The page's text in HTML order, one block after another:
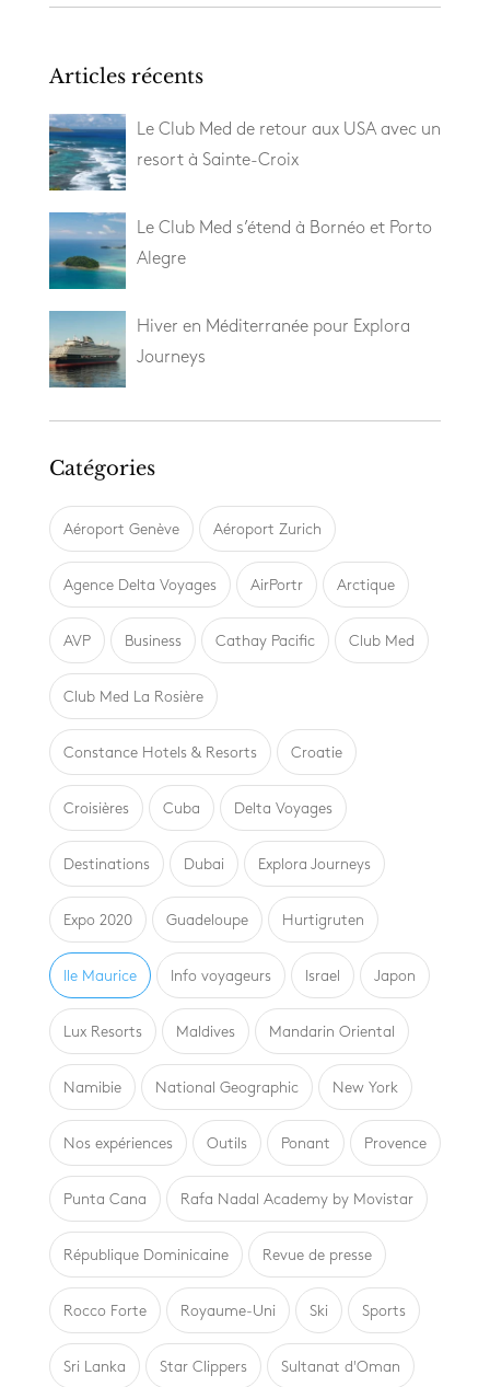
Articles récents
Le Club Med de retour aux USA avec un
resort à Sainte-Croix
Le Club Med s’étend à Bornéo et Porto
Alegre
Hiver en Méditerranée pour Explora
Journeys
Catégories
Aéroport Genève Aéroport Zurich
Agence Delta Voyages AirPortr Arctique
AVP Business Cathay Pacific Club Med
Club Med La Rosière
Constance Hotels & Resorts Croatie
Croisières Cuba Delta Voyages
Destinations Dubai Explora Journeys
Expo 2020 Guadeloupe Hurtigruten
Ile Maurice Info voyageurs Israel Japon
Lux Resorts Maldives Mandarin Oriental
Namibie National Geographic New York
Nos expériences Outils Ponant Provence
Punta Cana Rafa Nadal Academy by Movistar
République Dominicaine Revue de presse
Rocco Forte Royaume-Uni Ski Sports
Sri Lanka Star Clippers Sultanat d'Oman